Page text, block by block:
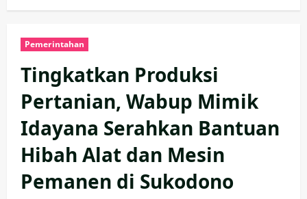
Pemerintahan
Tingkatkan Produksi
Pertanian, Wabup Mimik
Idayana Serahkan Bantuan
Hibah Alat dan Mesin
Pemanen di Sukodono